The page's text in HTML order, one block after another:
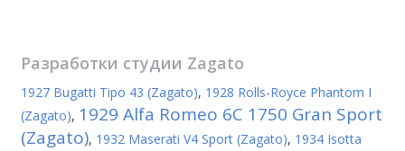
Разработки студии Zagato
1927 Bugatti Tipo 43 (Zagato), 1928 Rolls-Royce Phantom I
(Zagato), 1929 Alfa Romeo 6C 1750 Gran Sport
(Zagato), 1932 Maserati V4 Sport (Zagato), 1934 Isotta